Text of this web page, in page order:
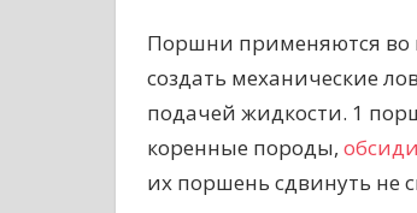
Поршни применяются во
создать механические
подачей жидкости. 1
коренные породы,
их поршень сдвинуть не